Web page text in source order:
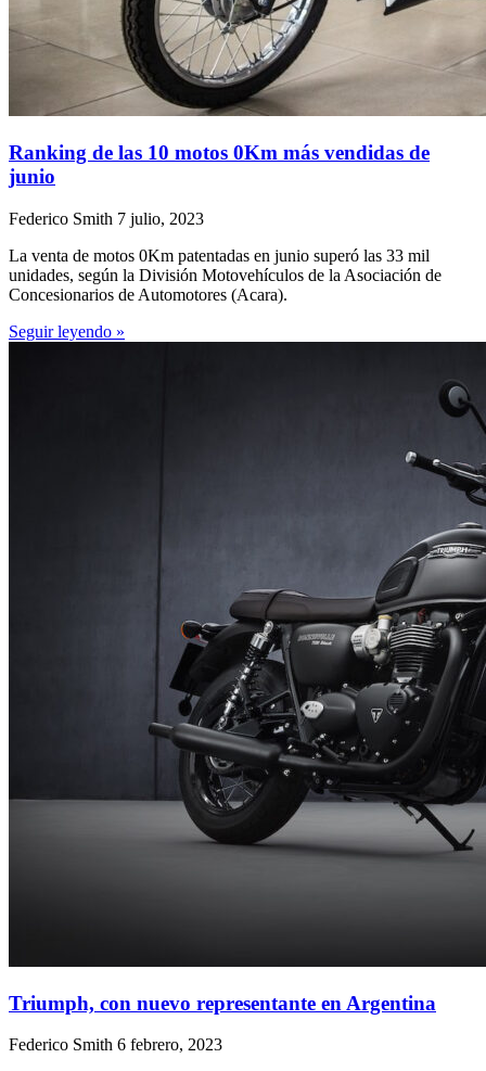
Ranking de las 10 motos 0Km más vendidas de
junio
Federico Smith 7 julio, 2023
La venta de motos 0Km patentadas en junio superó las 33 mil
unidades, según la División Motovehículos de la Asociación de
Concesionarios de Automotores (Acara).
Seguir leyendo »
Triumph, con nuevo representante en Argentina
Federico Smith 6 febrero, 2023